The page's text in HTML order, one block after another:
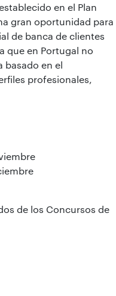
en el Plan
gran oportunidad para
de banca de clientes
que en Portugal no
basado en el
profesionales,
de los Concursos de